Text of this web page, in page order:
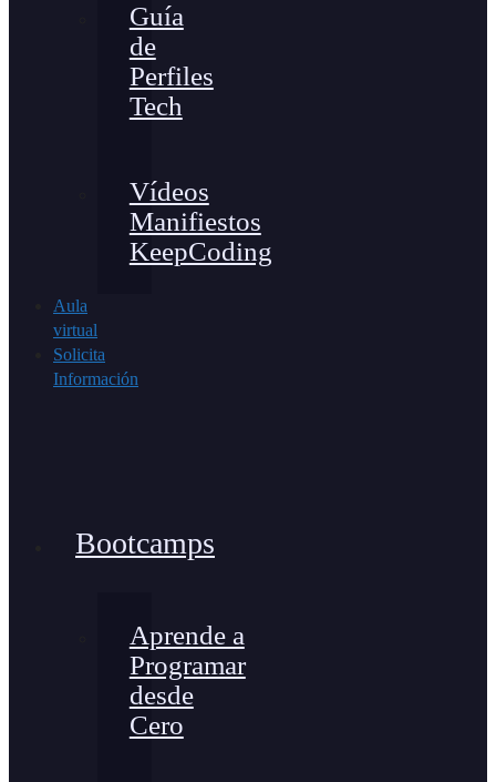
Guía
de
Perfiles
Tech
Vídeos
Manifiestos
KeepCoding
Aula
virtual
Solicita
Información
Bootcamps
Aprende a
Programar
desde
Cero